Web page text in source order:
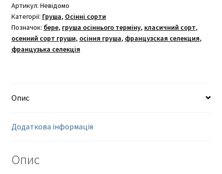
Артикул: Невідомо
Категорії: Груша, Осінні сорти
Позначок: бере, груша осіннього терміну, класичний сорт,
осенний сорт груши, осіння груша, французская селекция,
французька селекція
Опис
Додаткова інформація
Опис